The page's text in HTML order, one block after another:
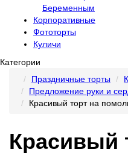
Беременным
Корпоративные
Фототорты
Куличи
Категории
Праздничные торты
Предложение руки и
Красивый торт на
Красивый